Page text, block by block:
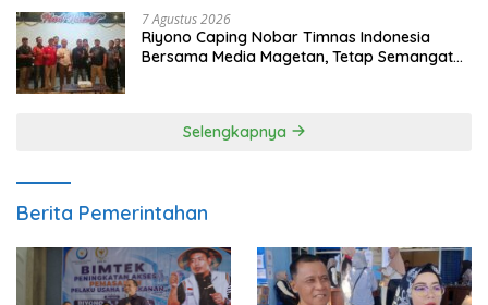
7 Agustus 2026
Riyono Caping Nobar Timnas Indonesia
Bersama Media Magetan, Tetap Semangat
Selengkapnya
Berita Pemerintahan